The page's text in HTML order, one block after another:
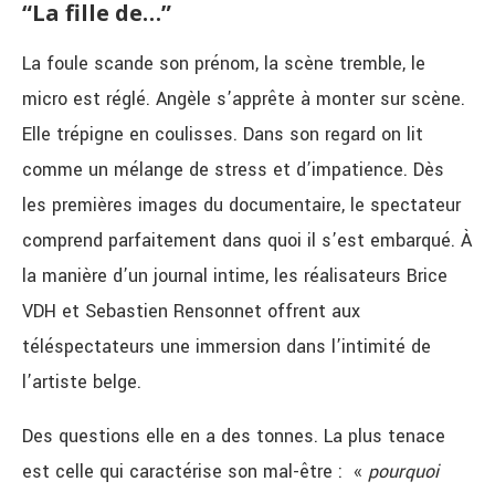
“La fille de…”
La foule scande son prénom, la scène tremble, le
micro est réglé. Angèle s’apprête à monter sur scène.
Elle trépigne en coulisses. Dans son regard on lit
comme un mélange de stress et d’impatience. Dès
les premières images du documentaire, le spectateur
comprend parfaitement dans quoi il s’est embarqué. À
la manière d’un journal intime, les réalisateurs Brice
VDH et Sebastien Rensonnet offrent aux
téléspectateurs une immersion dans l’intimité de
l’artiste belge.
Des questions elle en a des tonnes. La plus tenace
est celle qui caractérise son mal-être : « pourquoi